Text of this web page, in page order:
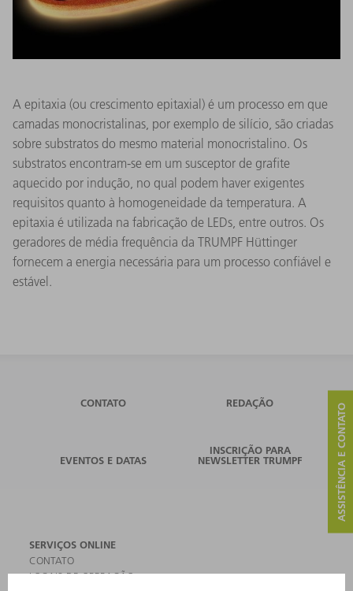
A epitaxia (ou crescimento epitaxial) é um processo em que
camadas monocristalinas, por exemplo de silício, são criadas
sobre substratos do mesmo material monocristalino. Os
substratos encontram-se em um susceptor de grafite
aquecido por indução, no qual podem haver exigentes
requisitos quanto à homogeneidade da temperatura. A
epitaxia é utilizada na fabricação de LEDs, entre outros. Os
geradores de média frequência da TRUMPF Hüttinger
fornecem a energia necessária para um processo confiável e
estável.
ASSISTÊNCIA E CONTATO
CONTATO REDAÇÃO
EVENTOS E DATAS
INSCRIÇÃO PARA
NEWSLETTER TRUMPF
SERVIÇOS ONLINE
CONTATO
LOCAIS DE OPERAÇÃO